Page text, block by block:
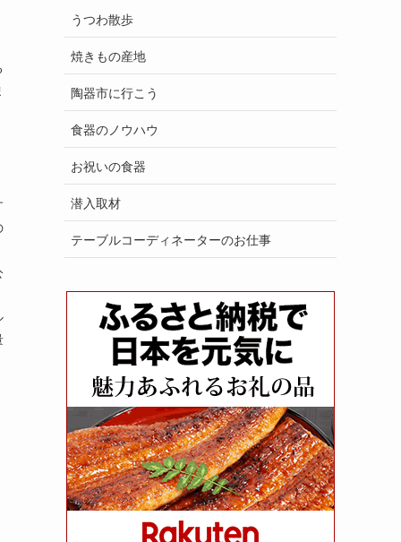
うつわ散歩
焼きもの産地
陶器市に行こう
食器のノウハウ
お祝いの食器
潜入取材
テーブルコーディネーターのお仕事